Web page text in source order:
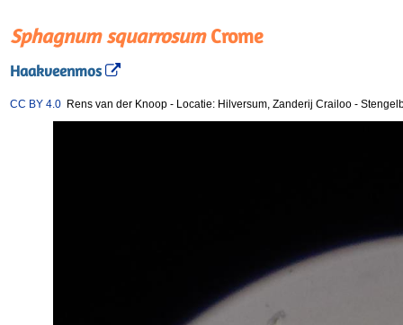
Sphagnum squarrosumCrome
Haakveenmos
CC BY 4.0 Rens van der Knoop - Locatie: Hilversum, Zanderij Crailoo -